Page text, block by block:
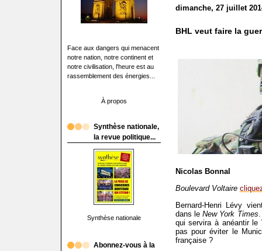
Face aux dangers qui menacent
notre nation, notre continent et
notre civilisation, l'heure est au
rassemblement des énergies...
À propos
Synthèse nationale,
la revue politique...
Synthèse nationale
Abonnez-vous à la
dimanche, 27 juillet
BHL veut faire la
Nicolas Bonnal
Boulevard Voltaire
Bernard-Henri Lévy
dans le New York Times
qui servira à anéantir le
pas pour éviter le
française ?